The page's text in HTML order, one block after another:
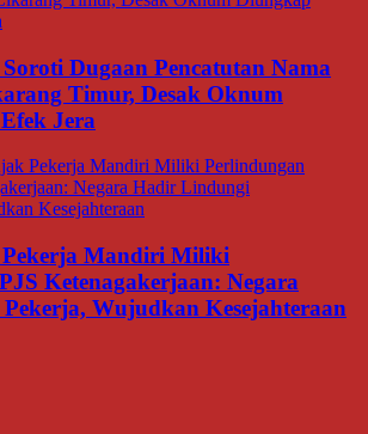
Dugaan Pencatutan Nama
Timur, Desak Oknum
Jera
Mandiri Miliki
Ketenagakerjaan: Negara
Wujudkan Kesejahteraan